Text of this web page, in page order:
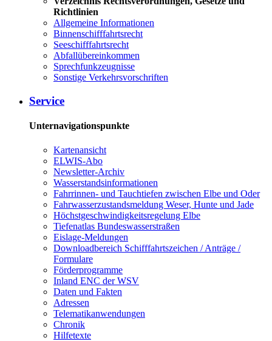
Richtlinien
Allgemeine Informationen
Binnenschifffahrtsrecht
Seeschifffahrtsrecht
Abfallübereinkommen
Sprechfunkzeugnisse
Sonstige Verkehrsvorschriften
Service
Unternavigationspunkte
Kartenansicht
ELWIS-Abo
Newsletter-Archiv
Wasserstandsinformationen
Fahrrinnen- und Tauchtiefen zwischen Elbe und Oder
Fahrwasserzustandsmeldung Weser, Hunte und Jade
Höchstgeschwindigkeitsregelung Elbe
Tiefenatlas Bundeswasserstraßen
Eislage-Meldungen
Downloadbereich Schifffahrtszeichen / Anträge /
Formulare
Förderprogramme
Inland ENC der WSV
Daten und Fakten
Adressen
Telematikanwendungen
Chronik
Hilfetexte